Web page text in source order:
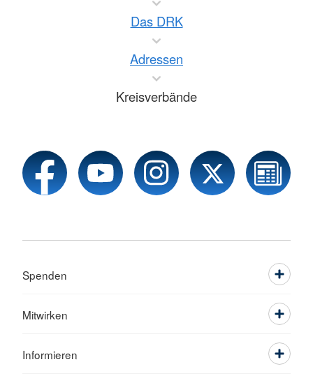
Das DRK
Adressen
Kreisverbände
Spenden
Mitwirken
Informieren